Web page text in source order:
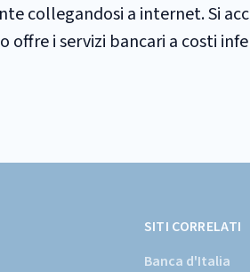
collegandosi a internet. Si
i servizi bancari a costi
SITI CORRELATI
Banca d'Italia